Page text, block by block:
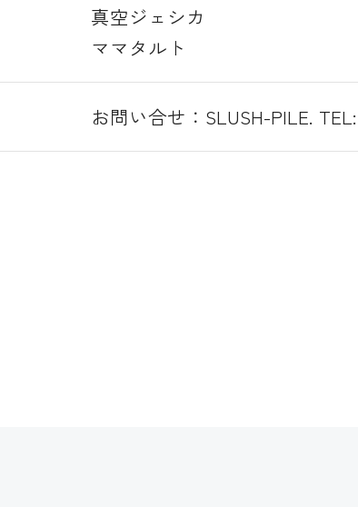
真空ジェシカ
ママタルト
お問い合せ：SLUSH-PILE. TEL: